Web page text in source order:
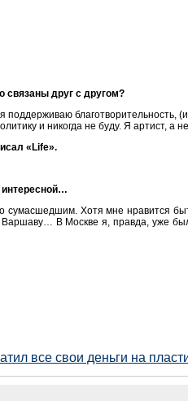
связаны друг с другом?
поддерживаю благотворительность,
и никогда не буду. Я артист, а
«Life».
сумасшедшим. Хотя мне нравится
Варшаву… В Москве я, правда, уже
все свои деньги на